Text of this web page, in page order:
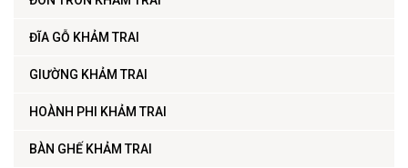
ĐĨA GỖ KHẢM TRAI
GIƯỜNG KHẢM TRAI
HOÀNH PHI KHẢM TRAI
BÀN GHẾ KHẢM TRAI